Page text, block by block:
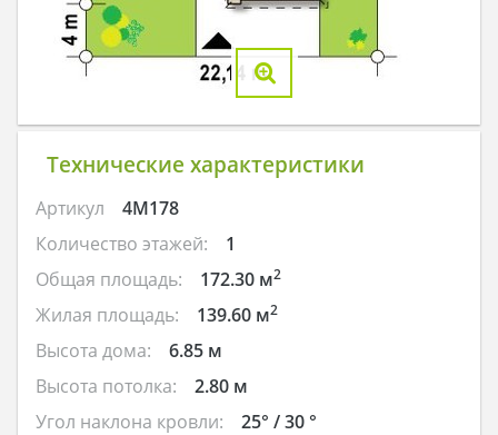
Технические характеристики
Артикул
4M178
Количество этажей:
1
Общая площадь:
172.30 м2
Жилая площадь: 139.60 м2
Высота дома:
6.85 м
Высота потолка:
2.80 м
Угол наклона кровли:
25° / 30 °